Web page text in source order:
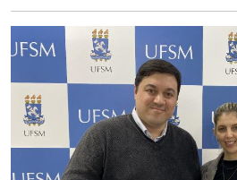
Ministério da Cidadania
Ministério da Saúde
Ministério de Minas e Energia
Ministério da Ciência, Tecnologia, Inovações e